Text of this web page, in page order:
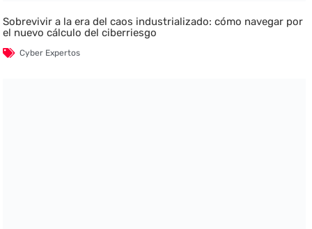
Sobrevivir a la era del caos industrializado: cómo navegar por
el nuevo cálculo del ciberriesgo
Cyber Expertos